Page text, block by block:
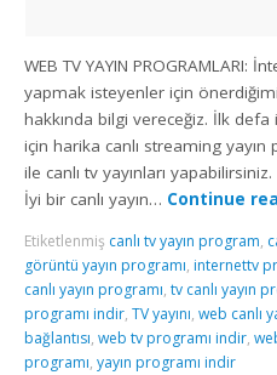
WEB TV YAYIN PROGRAMLARI:
yapmak isteyenler için
hakkında bilgi vereceğiz. İlk
için harika canlı streaming
ile canlı tv yayınları
İyi bir canlı yayın… Continue
Etiketlenmiş canlı tv yayın program,
görüntü yayın programı, internettv
canlı yayın programı,tv canlı yayın
programı indir,TV yayını,web canlı
bağlantısı,web tv programı indir,
programı,yayın programı indir